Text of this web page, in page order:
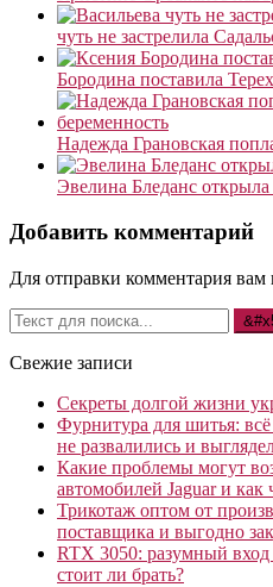
чуть не застрелила
Бородина поставила
Надежда Грановская
Эвелина Бледанс
Добавить комментарий
Для отправки комментария вам
Свежие записи
Секреты долгой жизни
Фурнитура для шитья:
не развалились и
Какие проблемы могут
автомобилей Jaguar и
Трикотаж оптом от
поставщика и выгодно
RTX 3050: разумный
стоит ли брать?